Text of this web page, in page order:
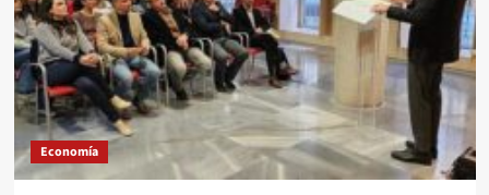
EL
50%
DE
SU
PROGRAMA
VULNERABLES
DE
INSERCIÓN
Economía